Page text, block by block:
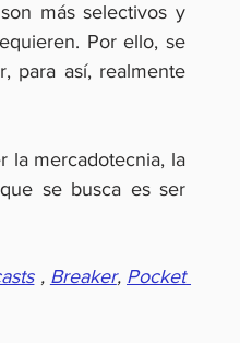
más selectivos y
Por ello, se
para así, realmente
la mercadotecnia, la
se busca es ser
, Breaker, Pocket